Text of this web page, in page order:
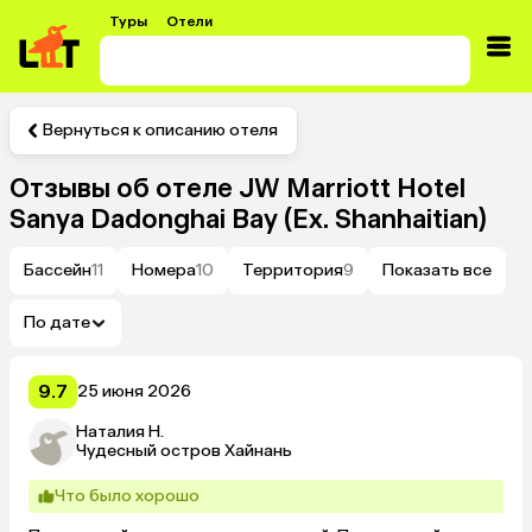
Туры Отели
Вернуться к описанию отеля
Отзывы об отеле JW Marriott Hotel
Sanya Dadonghai Bay (Ex. Shanhaitian)
Бассейн11 Номера10 Территория9 Показать все
По дате
9.7 25 июня 2026
Наталия Н.
Чудесный остров Хайнань
Что было хорошо